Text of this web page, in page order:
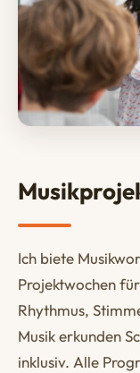
Ich biete
Projektwochen
Rhythmus,
Musik erkunden
inklusiv. Alle